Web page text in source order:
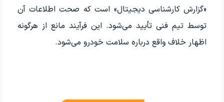
«گزارش کارشناسی دیجیتال» است که صحت اطلاعات آن
توسط تیم فنی تأیید می‌شود. این فرآیند مانع از هرگونه
اظهار خلاف واقع درباره سلامت خودرو می‌شود.